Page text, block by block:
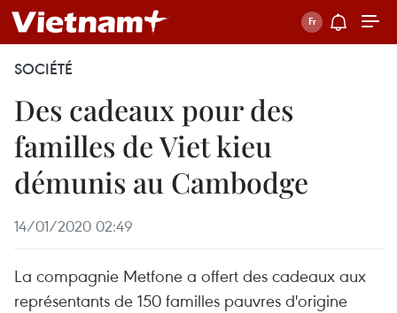
SOCIÉTÉ
Des cadeaux pour des
familles de Viet kieu
démunis au Cambodge
14/01/2020 02:49
La compagnie Metfone a offert des cadeaux aux
représentants de 150 familles pauvres d'origine